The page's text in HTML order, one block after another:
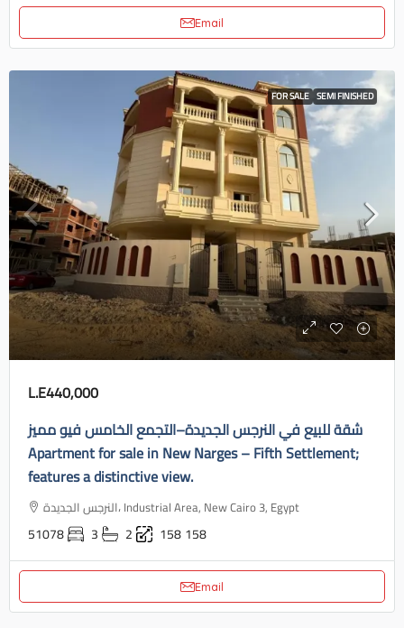
Email
FOR SALE SEMI FINISHED
L.E440,000
شقة للبيع في النرجس الجديدة–التجمع الخامس فيو مميز
Apartment for sale in New Narges – Fifth Settlement;
features a distinctive view.
النرجس الجديدة، Industrial Area, New Cairo 3, Egypt
51078 3 2 158158
Email